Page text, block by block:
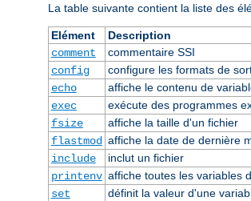
La table suivante contient la liste des
Elément
Description
comment
commentaire SSI
config
configure les formats de
echo
affiche le contenu de
exec
exécute des programmes
fsize
affiche la taille d'un fichier
flastmod affiche la date de dernière
include
inclut un fichier
printenv affiche toutes les variables
set
définit la valeur d'une